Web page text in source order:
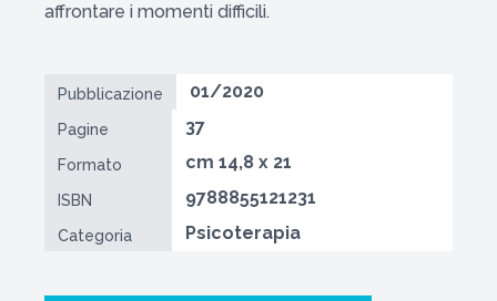
affrontare i momenti difficili.
Pubblicazione 01/2020
Pagine 37
Formato cm 14,8 x 21
ISBN 9788855121231
Categoria Psicoterapia